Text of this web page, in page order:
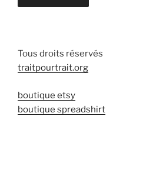
Tous droits réservés
traitpourtrait.org
boutique etsy
boutique spreadshirt